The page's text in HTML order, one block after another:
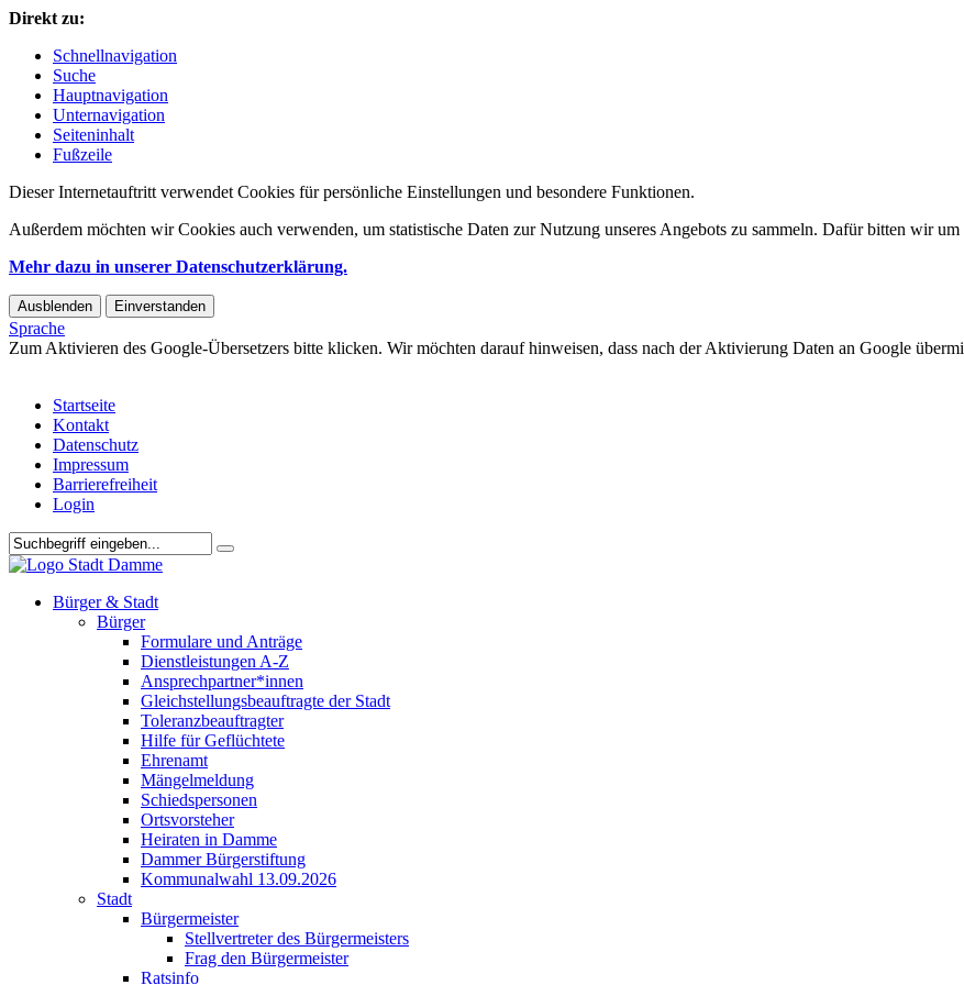
Direkt zu:
Schnellnavigation
Suche
Hauptnavigation
Unternavigation
Seiteninhalt
Fußzeile
Dieser Internetauftritt verwendet Cookies für persönliche Einstellungen und besondere Funktionen.
Außerdem möchten wir Cookies auch verwenden, um statistische Daten zur Nutzung unseres Angebots zu sammeln. Dafür bitten wir
Mehr dazu in unserer Datenschutzerklärung.
Ausblenden Einverstanden
Sprache
Zum Aktivieren des Google-Übersetzers bitte klicken. Wir möchten darauf hinweisen, dass nach der Aktivierung Daten an Google
Startseite
Kontakt
Datenschutz
Impressum
Barrierefreiheit
Login
Bürger & Stadt
Bürger
Formulare und Anträge
Dienstleistungen A-Z
Ansprechpartner*innen
Gleichstellungsbeauftragte der Stadt
Toleranzbeauftragter
Hilfe für Geflüchtete
Ehrenamt
Mängelmeldung
Schiedspersonen
Ortsvorsteher
Heiraten in Damme
Dammer Bürgerstiftung
Kommunalwahl 13.09.2026
Stadt
Bürgermeister
Stellvertreter des Bürgermeisters
Frag den Bürgermeister
Ratsinfo